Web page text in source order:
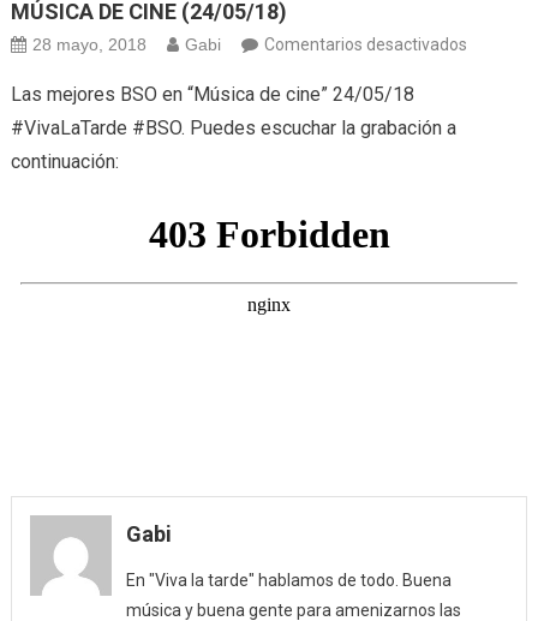
MÚSICA DE CINE (24/05/18)
28 mayo, 2018 Gabi Comentarios desactivadosen
Las mejores BSO en “Música de cine” 24/05/18
#VivaLaTarde #BSO. Puedes escuchar la grabación a
continuación:
Gabi
En "Viva la tarde" hablamos de todo. Buena
música y buena gente para amenizarnos las